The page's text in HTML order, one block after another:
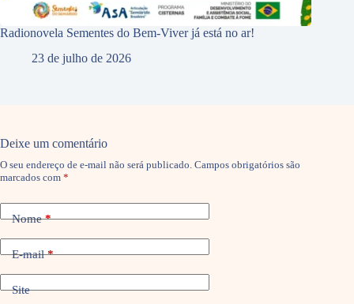
Radionovela Sementes do Bem-Viver já está no ar!
23 de julho de 2026
Deixe um comentário
O seu endereço de e-mail não será publicado. Campos obrigatórios são
marcados com *
Nome*
E-mail*
Site